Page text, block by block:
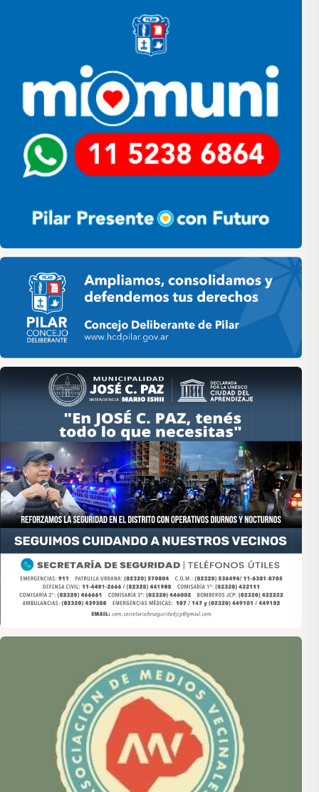
Pilar HCD
Asociación de Medios Vecinales